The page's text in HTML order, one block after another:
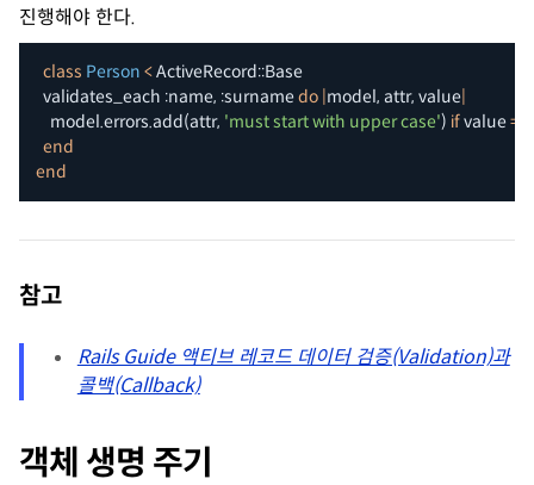
진행해야 한다.
class Person < ActiveRecord::Base
  validates_each
:name, :surnamedo model, attr, value
    model
errors add(attr, 'must start with upper case') if value =~
end
end
참고
Rails Guide 액티브 레코드 데이터 검증(Validation)과
콜백(Callback)
객체 생명 주기